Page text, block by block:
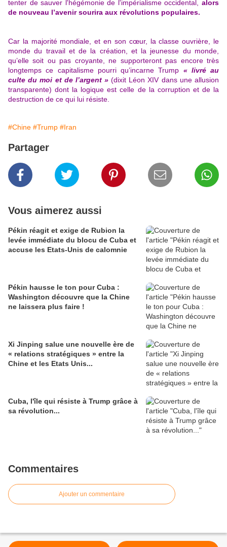
tenter de sauver l'hégémonie de l'impérialisme occidental,
alors
de nouveau l’avenir sourira aux révolutions populaires.
Car la majorité mondiale, et en son cœur, la classe ouvrière, le
monde du travail et de la création, et la jeunesse du monde,
qu’elle soit ou pas croyante, ne supporteront pas encore très
longtemps ce capitalisme pourri qu’incarne Trump « livré au
culte du moi et de l’argent » (dixit Léon XIV dans une allusion
transparente) dont la logique est celle de la corruption et de la
destruction de ce qui lui résiste.
#Chine #Trump #Iran
Partager
Vous aimerez aussi
Pékin réagit et exige de Rubion la
levée immédiate du blocu de Cuba et
accuse les Etats-Unis de calomnie
Pékin hausse le ton pour Cuba :
Washington découvre que la Chine
ne laissera plus faire !
Xi Jinping salue une nouvelle ère de
« relations stratégiques » entre la
Chine et les Etats Unis...
Cuba, l'île qui résiste à Trump grâce à
sa révolution...
Commentaires
Ajouter un commentaire